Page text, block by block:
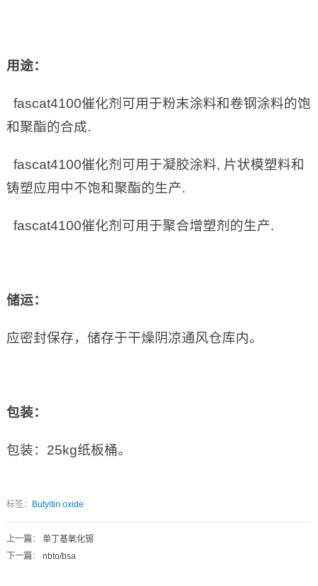
用途：
fascat4100催化剂可用于粉末涂料和卷钢涂料的饱
和聚酯的合成.
fascat4100催化剂可用于凝胶涂料, 片状模塑料和
铸塑应用中不饱和聚酯的生产.
fascat4100催化剂可用于聚合增塑剂的生产.
储运：
应密封保存，储存于干燥阴凉通风仓库内。
包装：
包装：25kg纸板桶。
标签： Butyltin oxide
上一篇： 单丁基氧化锡
下一篇： nbto/bsa